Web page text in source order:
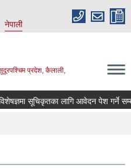
नेपाली
प्रदेश, कैलाली,
सूचिकृतका लागि आवेदन पेश गर्ने